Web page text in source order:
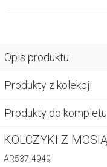
Opis produktu
Produkty z kolekcji
Produkty do kompletu
KOLCZYKI Z
AR537-4949